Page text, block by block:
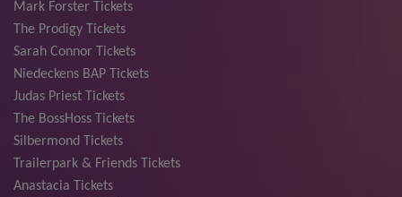
Mark Forster Tickets
The Prodigy Tickets
Sarah Connor Tickets
Niedeckens BAP Tickets
Judas Priest Tickets
The BossHoss Tickets
Silbermond Tickets
Trailerpark & Friends Tickets
Anastacia Tickets